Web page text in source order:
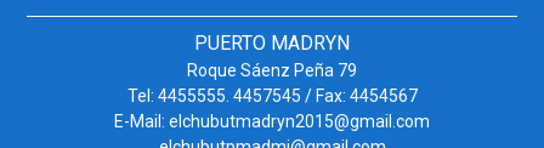
PUERTO MADRYN
Roque Sáenz Peña 79
Tel: 4455555. 4457545 / Fax: 4454567
E-Mail: elchubutmadryn2015@gmail.com